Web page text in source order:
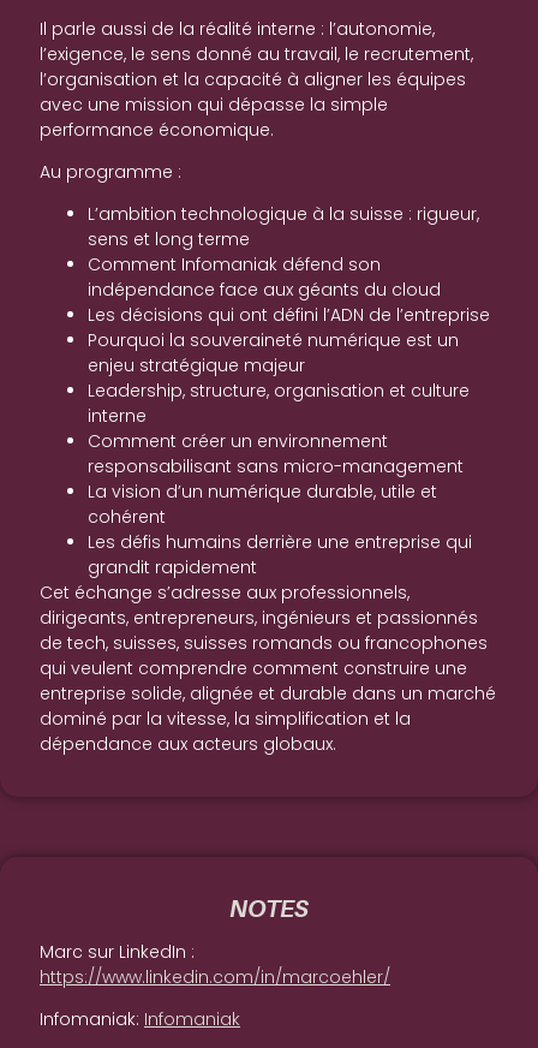
Il parle aussi de la réalité interne : l’autonomie,
l’exigence, le sens donné au travail, le recrutement,
l’organisation et la capacité à aligner les équipes
avec une mission qui dépasse la simple
performance économique.
Au programme :
L’ambition technologique à la suisse : rigueur,
sens et long terme
Comment Infomaniak défend son
indépendance face aux géants du cloud
Les décisions qui ont défini l’ADN de l’entreprise
Pourquoi la souveraineté numérique est un
enjeu stratégique majeur
Leadership, structure, organisation et culture
interne
Comment créer un environnement
responsabilisant sans micro-management
La vision d’un numérique durable, utile et
cohérent
Les défis humains derrière une entreprise qui
grandit rapidement
Cet échange s’adresse aux professionnels,
dirigeants, entrepreneurs, ingénieurs et passionnés
de tech, suisses, suisses romands ou francophones
qui veulent comprendre comment construire une
entreprise solide, alignée et durable dans un marché
dominé par la vitesse, la simplification et la
dépendance aux acteurs globaux.
NOTES
Marc sur LinkedIn :
https://www.linkedin.com/in/marcoehler/
Infomaniak: Infomaniak